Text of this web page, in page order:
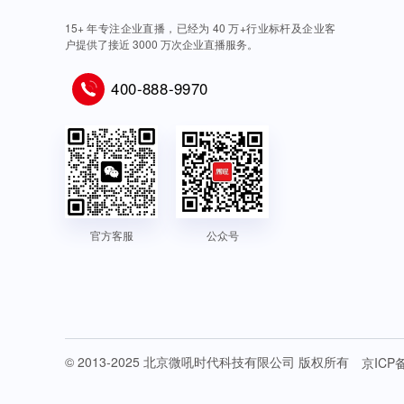
15+ 年专注企业直播，已经为 40 万+行业标杆及企业客
户提供了接近 3000 万次企业直播服务。
400-888-9970
官方客服 公众号
© 2013-2025 北京微吼时代科技有限公司 版权所有 京ICP